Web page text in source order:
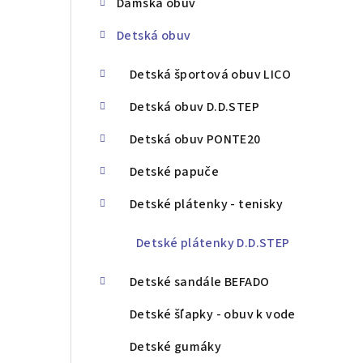
Detská obuv
Detská športová obuv LICO
Detská obuv D.D.STEP
Detská obuv PONTE20
Detské papuče
Detské plátenky - tenisky
Detské plátenky D.D.STEP
Detské sandále BEFADO
Detské šľapky - obuv k vode
Detské gumáky